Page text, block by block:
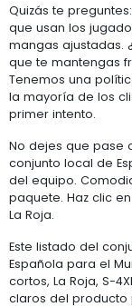
Quizás te
que usan los
mangas ajustadas.
que te mantengas
Tenemos una
la mayoría de los
primer intento.
No dejes que pase
conjunto local de
del equipo.
paquete. Haz clic
La Roja.
Este listado del
Española para el
cortos, La Roja, S-
claros del producto